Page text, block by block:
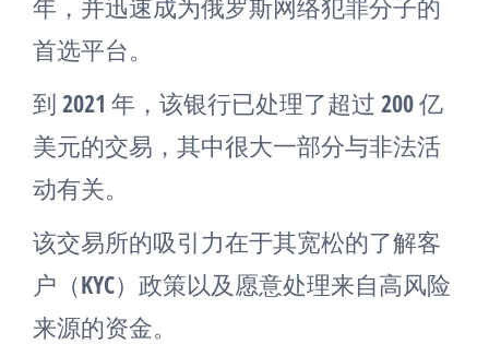
年，并迅速成为俄罗斯网络犯罪分子的
首选平台。
到 2021 年，该银行已处理了超过 200 亿
美元的交易，其中很大一部分与非法活
动有关。
该交易所的吸引力在于其宽松的了解客
户（KYC）政策以及愿意处理来自高风险
来源的资金。